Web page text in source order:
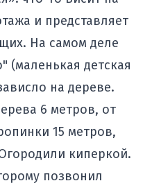
и представляет
На самом деле
(маленькая детская
на дереве.
6 метров, от
15 метров,
киперкой.
позвонил